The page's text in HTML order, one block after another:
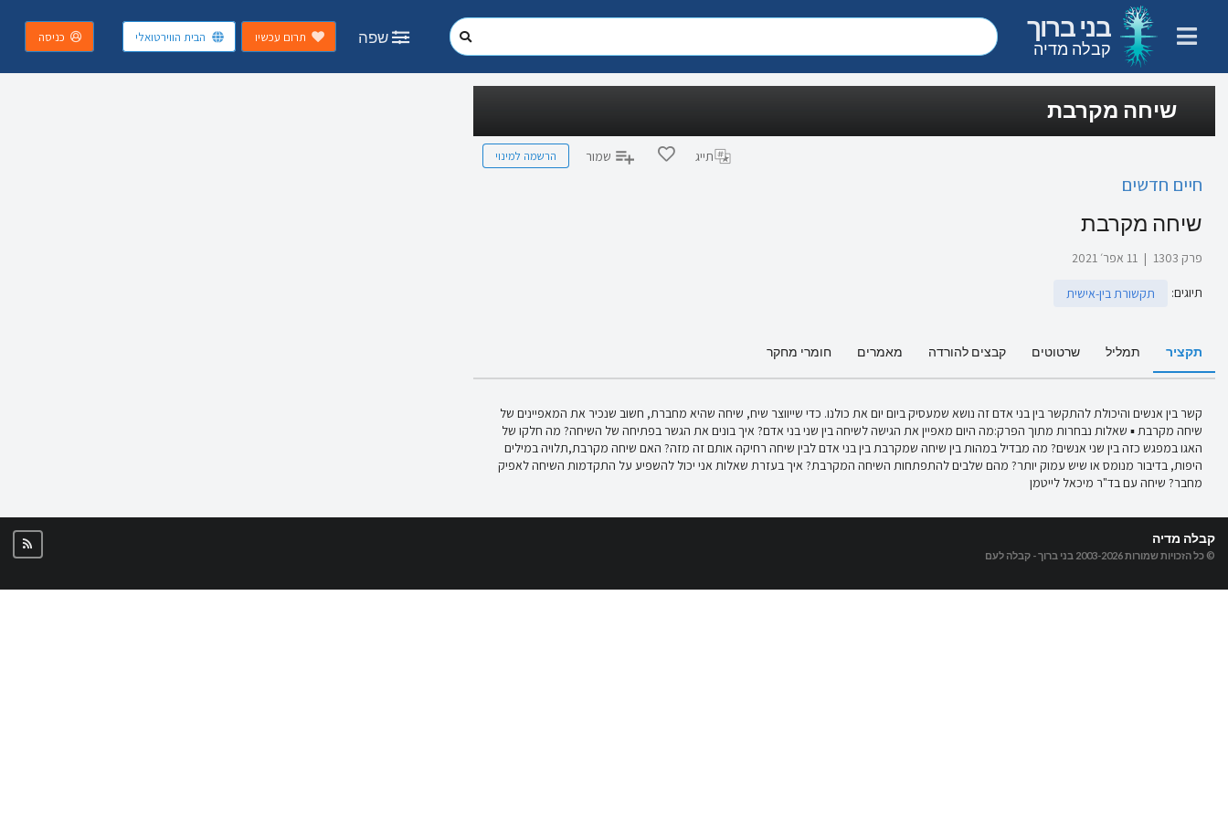
בני ברוך
קבלה מדיה
שפה תרום עכשיו הבית הווירטואלי כניסה
שיחה מקרבת
תייג שמור הרשמה למינוי
חיים חדשים
שיחה מקרבת
פרק 1303 | 11 אפר׳ 2021
תיוגים: תקשורת בין-אישית
תקציר תמליל שרטוטים קבצים להורדה מאמרים חומרי מחקר
קשר בין אנשים והיכולת להתקשר בין בני אדם זה נושא שמעסיק ביום יום את כולנו. כדי שייווצר שיח, שיחה שהיא מחברת, חשוב שנכיר את המאפיינים של
שיחה מקרבת ▪ שאלות נבחרות מתוך הפרק:מה היום מאפיין את הגישה לשיחה בין שני בני אדם? איך בונים את הגשר בפתיחה של השיחה? מה חלקו של
האגו במפגש כזה בין שני אנשים? מה מבדיל במהות בין שיחה שמקרבת בין בני אדם לבין שיחה רחיקה אותם זה מזה? האם שיחה מקרבת,תלויה במילים
היפות, בדיבור מנומס או שיש עמוק יותר? מהם שלבים להתפתחות השיחה המקרבת? איך בעזרת שאלות אני יכול להשפיע על התקדמות השיחה לאפיק
מחבר? שיחה עם בד"ר מיכאל לייטמן
קבלה מדיה
© כל הזכויות שמורות 2003-2026 בני ברוך - קבלה לעם